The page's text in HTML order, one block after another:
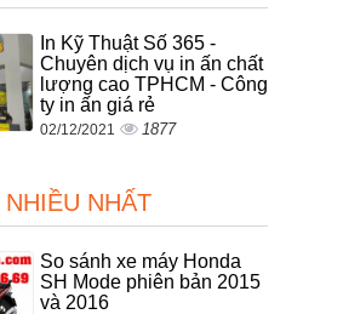
In Kỹ Thuật Số 365 -
Chuyên dịch vụ in ấn chất
lượng cao TPHCM - Công
ty in ấn giá rẻ
02/12/2021 1877
NHẤT
So sánh xe máy Honda
SH Mode phiên bản 2015
và 2016